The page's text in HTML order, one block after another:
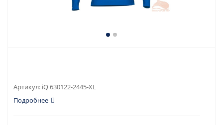
Артикул: iQ 630122-2445-XL
Подробнее